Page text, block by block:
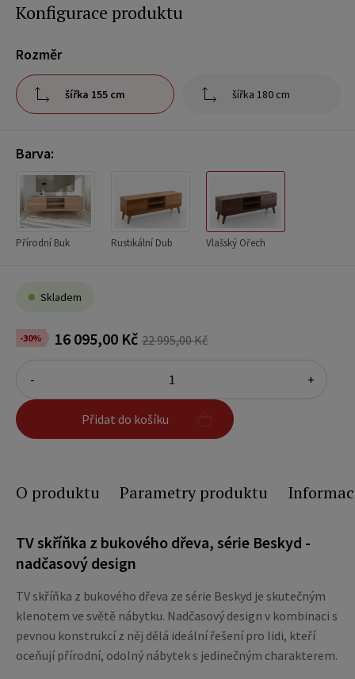
Konfigurace produktu
Rozměr
šířka 155 cm šířka 180 cm
Barva:
Přírodní Buk Rustikální Dub Vlašský Ořech
Skladem
-30% 16 095,00 Kč 22 995,00 Kč
- +
Přidat do košíku
O produktu Parametry produktu
TV skříňka z bukového dřeva, série Beskyd -
nadčasový design
TV skříňka z bukového dřeva ze série Beskyd je skutečným
klenotem ve světě nábytku. Nadčasový design v kombinaci s
pevnou konstrukcí z něj dělá ideální řešení pro lidi, kteří
oceňují přírodní, odolný nábytek s jedinečným charakterem.